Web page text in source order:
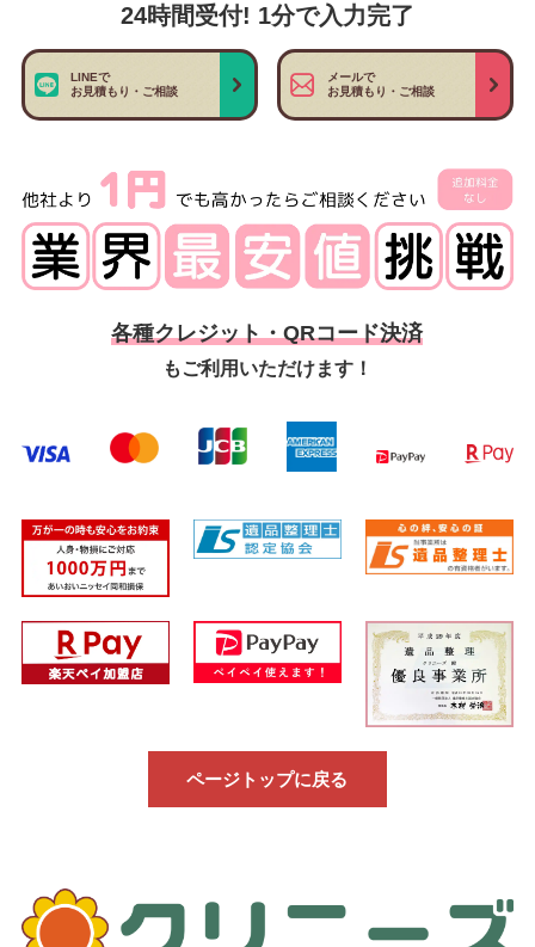
24時間受付! 1分で入力完了
LINEで
お見積もり・ご相談
メールで
お見積もり・ご相談
各種クレジット・QRコード決済
もご利用いただけます！
ページトップに戻る